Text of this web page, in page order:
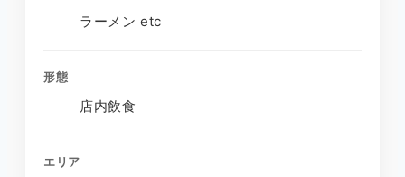
ラーメン etc
形態
店内飲食
エリア